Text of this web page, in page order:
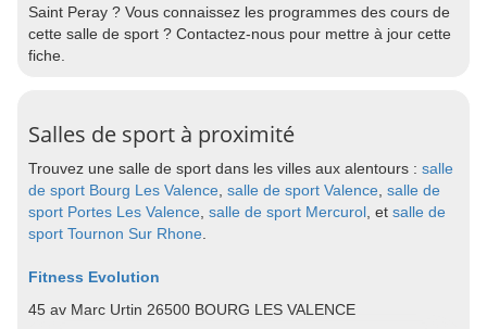
Saint Peray ? Vous connaissez les programmes des cours de
cette salle de sport ? Contactez-nous pour mettre à jour cette
fiche.
Salles de sport à proximité
Trouvez une salle de sport dans les villes aux alentours : salle
de sport Bourg Les Valence salle de sport Valence salle de
sport Portes Les Valence salle de sport Mercurol , et salle de
sport Tournon Sur Rhone
Fitness Evolution
45 av Marc Urtin 26500 BOURG LES VALENCE